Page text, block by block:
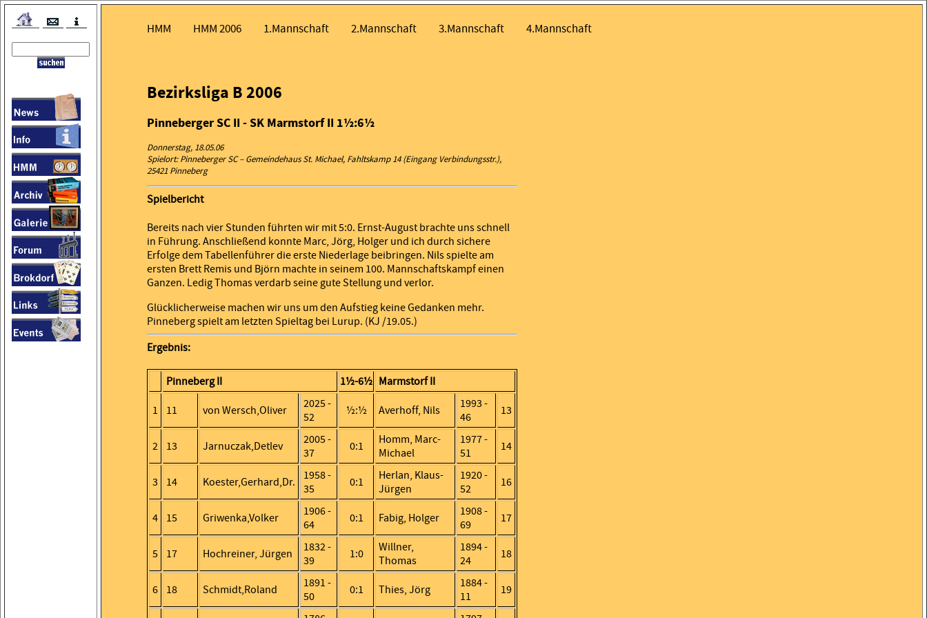
HMM HMM 2006 1.Mannschaft 2.Mannschaft 3.Mannschaft 4.Mannschaft
Bezirksliga B 2006
Pinneberger SC II - SK Marmstorf II 1½:6½
Donnerstag, 18.05.06
Spielort: Pinneberger SC – Gemeindehaus St. Michael, Fahltskamp 14 (Eingang Verbindungsstr.),
25421 Pinneberg
Spielbericht
Bereits nach vier Stunden führten wir mit 5:0. Ernst-August brachte uns schnell
in Führung. Anschließend konnte Marc, Jörg, Holger und ich durch sichere
Erfolge dem Tabellenführer die erste Niederlage beibringen. Nils spielte am
ersten Brett Remis und Björn machte in seinem 100. Mannschaftskampf einen
Ganzen. Ledig Thomas verdarb seine gute Stellung und verlor.
Glücklicherweise machen wir uns um den Aufstieg keine Gedanken mehr.
Pinneberg spielt am letzten Spieltag bei Lurup. (KJ /19.05.)
Ergebnis:
Pinneberg II 1½-6½ Marmstorf II
1 11 von Wersch,Oliver
2025 -
52
½:½ Averhoff, Nils
1993 -
46
13
2 13 Jarnuczak,Detlev
2005 -
37
0:1
Homm, Marc-
Michael
1977 -
51
14
3 14 Koester,Gerhard,Dr.
1958 -
35
0:1
Herlan, Klaus-
Jürgen
1920 -
52
16
4 15 Griwenka,Volker
1906 -
64
0:1 Fabig, Holger
1908 -
69
17
5 17 Hochreiner, Jürgen
1832 -
39
1:0
Willner,
Thomas
1894 -
24
18
6 18 Schmidt,Roland
1891 -
50
0:1 Thies, Jörg
1884 -
11
19